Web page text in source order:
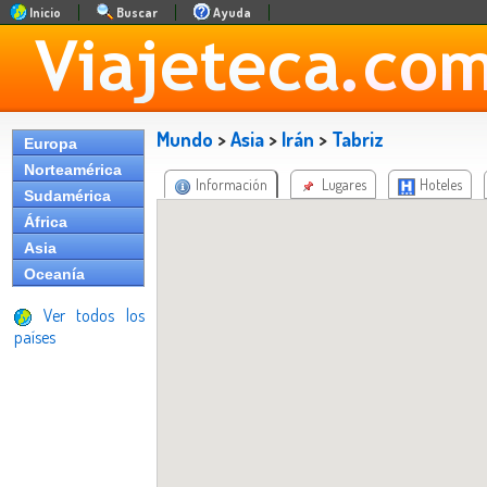
Inicio Buscar Ayuda
Europa
Norteamérica
Sudamérica
África
Asia
Oceanía
Ver todos los
países
Mundo >Asia > Irán > Tabriz
Información Lugares Hoteles